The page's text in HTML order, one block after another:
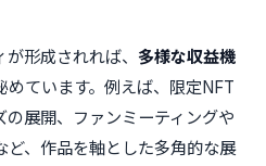
形成されれば、 多様な収益機
めています。例えば、限定NFT
展開、ファンミーティングや
ど、作品を軸とした多角的な展